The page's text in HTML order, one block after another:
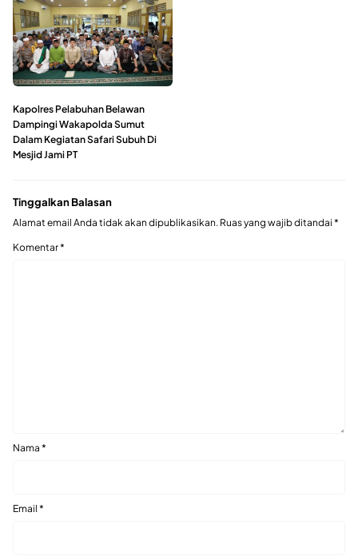
Kapolres Pelabuhan Belawan
Dampingi Wakapolda Sumut
Dalam Kegiatan Safari Subuh Di
Mesjid Jami PT
Tinggalkan Balasan
Alamat email Anda tidak akan dipublikasikan. Ruas yang wajib ditandai *
Komentar*
Nama *
Email *